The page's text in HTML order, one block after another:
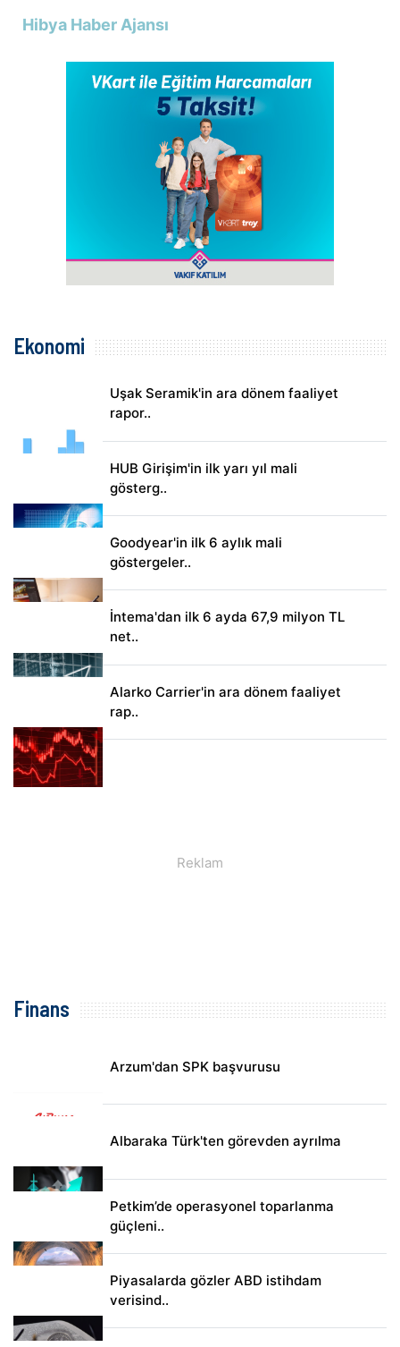
Hibya Haber Ajansı
Ekonomi
Uşak Seramik'in ara dönem faaliyet
rapor..
HUB Girişim'in ilk yarı yıl mali
gösterg..
Goodyear'in ilk 6 aylık mali
göstergeler..
İntema'dan ilk 6 ayda 67,9 milyon TL
net..
Alarko Carrier'in ara dönem faaliyet
rap..
Finans
Arzum'dan SPK başvurusu
Albaraka Türk'ten görevden ayrılma
Petkim’de operasyonel toparlanma
güçleni..
Piyasalarda gözler ABD istihdam
verisind..